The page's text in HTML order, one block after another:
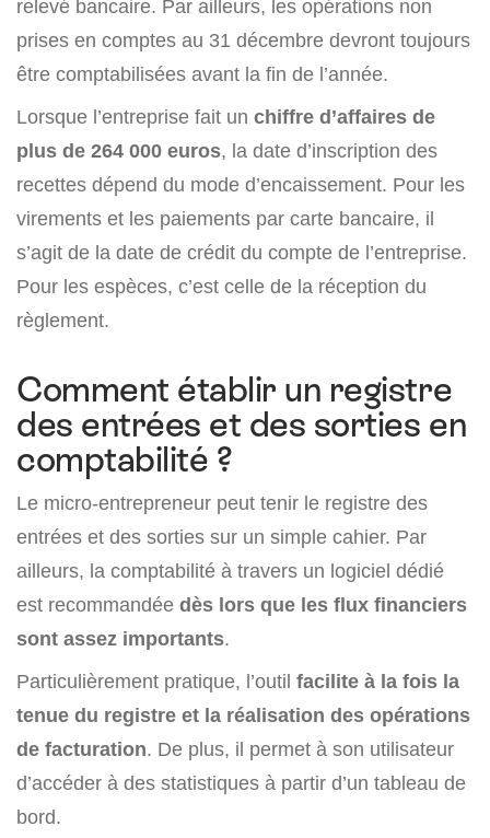
relevé bancaire. Par ailleurs, les opérations non
prises en comptes au 31 décembre devront toujours
être comptabilisées avant la fin de l’année.
Lorsque l’entreprise fait un chiffre d’affaires de
plus de 264 000 euros, la date d’inscription des
recettes dépend du mode d’encaissement. Pour les
virements et les paiements par carte bancaire, il
s’agit de la date de crédit du compte de l’entreprise.
Pour les espèces, c’est celle de la réception du
règlement.
Comment établir un registre
des entrées et des sorties en
comptabilité ?
Le micro-entrepreneur peut tenir le registre des
entrées et des sorties sur un simple cahier. Par
ailleurs, la comptabilité à travers un logiciel dédié
est recommandée dès lors que les flux financiers
sont assez importants.
Particulièrement pratique, l’outil facilite à la fois la
tenue du registre et la réalisation des opérations
de facturation. De plus, il permet à son utilisateur
d’accéder à des statistiques à partir d’un tableau de
bord.